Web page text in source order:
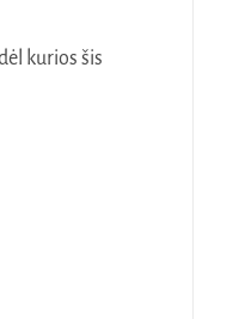
kurios šis